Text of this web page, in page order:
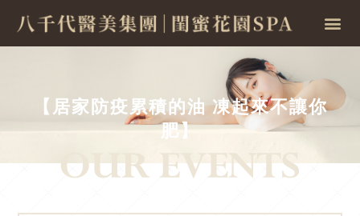
【居家防疫累積的油 凍起來不讓你
肥】